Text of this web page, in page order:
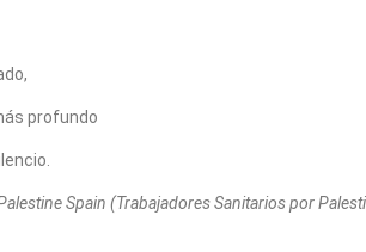
profundo
Spain (Trabajadores Sanitarios por